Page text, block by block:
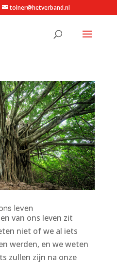
tolner@hetverband.nl
leven
van ons leven zit
niet of we al iets
werden, en we weten
zullen zijn na onze